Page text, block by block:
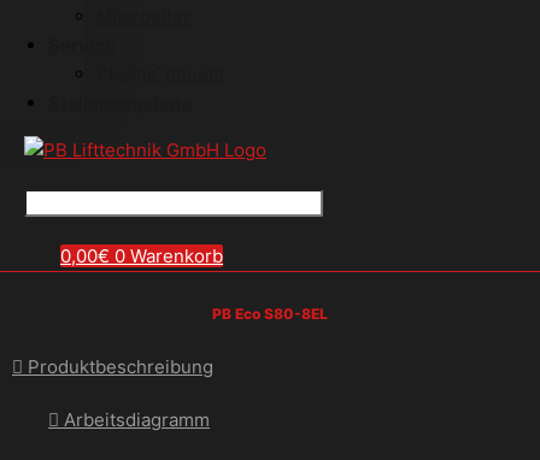
0,00€ 0 Warenkorb
PB Eco S80-8EL
Produktbeschreibung
Arbeitsdiagramm